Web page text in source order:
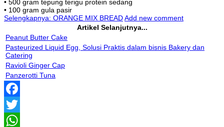
• 500 gram tepung terigu protein sedang
• 100 gram gula pasir
Selengkapnya: ORANGE MIX BREADAdd new comment
Artikel Selanjutnya...
Peanut Butter Cake
Pasteurized Liquid Egg, Solusi Praktis dalam bisnis Bakery dan
Catering
Ravioli Ginger Cap
Panzerotti Tuna
Facebook
Twitter